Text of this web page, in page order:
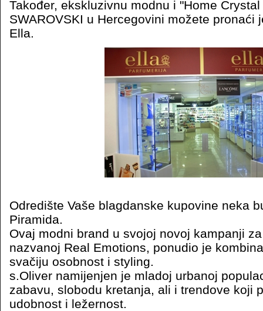
Također, ekskluzivnu modnu i "Home
SWAROVSKI u Hercegovini možete pronaći
Ella.
Odredište Vaše blagdanske kupovine neka
Piramida.
Ovaj modni brand u svojoj novoj kampanji
nazvanoj Real Emotions, ponudio je
svačiju osobnost i styling.
s.Oliver namijenjen je mladoj urbanoj
zabavu, slobodu kretanja, ali i trendove koji
udobnost i ležernost.